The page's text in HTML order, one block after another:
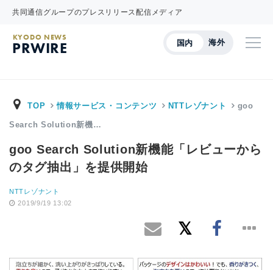
共同通信グループのプレスリリース配信メディア
国内 海外
KYODO NEWS
PRWIRE
TOP 情報サービス・コンテンツ NTTレゾナント goo
Search Solution新機…
goo Search Solution新機能「レビューから
のタグ抽出」を提供開始
NTTレゾナント
2019/9/19 13:02